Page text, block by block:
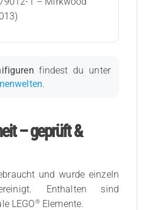
findest du unter
.
– geprüft &
und wurde einzeln
Enthalten sind
LEGO®Elemente.